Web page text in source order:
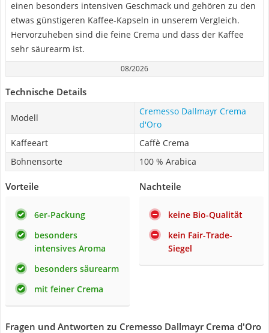
einen besonders intensiven Geschmack und gehören zu den
etwas günstigeren Kaffee-Kapseln in unserem Vergleich.
Hervorzuheben sind die feine Crema und dass der Kaffee
sehr säurearm ist.
08/2026
Technische Details
Modell
Cremesso Dallmayr Crema
d'Oro
Kaffeeart
Caffè Crema
Bohnensorte
100 % Arabica
Vorteile
6er-Packung
besonders
intensives Aroma
besonders säurearm
mit feiner Crema
Nachteile
keine Bio-Qualität
kein Fair-Trade-
Siegel
Fragen und Antworten zu Cremesso Dallmayr Crema d'Oro